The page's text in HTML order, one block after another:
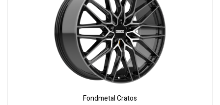
Fondmetal Cratos